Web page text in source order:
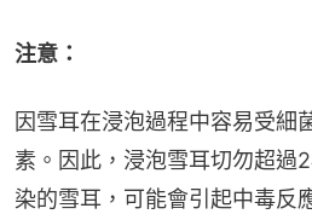
注意：
因雪耳在浸泡過程中容易受細
素。因此，浸泡雪耳切勿超過
染的雪耳，可能會引起中毒反